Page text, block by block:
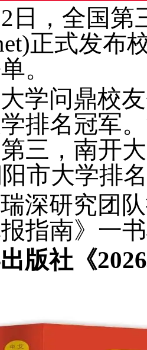
日，全国
正式发布
。
学问鼎校
排名冠军
三，南开
市大学排
深研究团
指南》一
版社《